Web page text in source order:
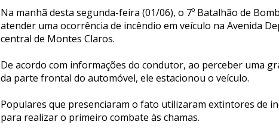
Na manhã desta segunda-feira (01/06), o 7º Batalhão de
atender uma ocorrência de incêndio em veículo na Avenida
central de Montes Claros.
De acordo com informações do condutor, ao perceber uma
da parte frontal do automóvel, ele estacionou o veículo.
Populares que presenciaram o fato utilizaram extintores de
para realizar o primeiro combate às chamas.